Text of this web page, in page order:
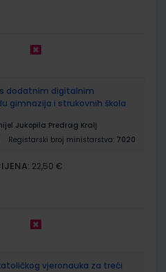
s dodatnim digitalnim
gimnazija i strukovnih škola
Jukopila Predrag Kralj
Registarski broj ministarstva: 7020
22,50 €
katoličkog vjeronauka za treći